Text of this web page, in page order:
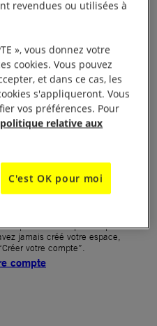
?
?
?
pas automatique lorsque
jamais créé votre espace,
votre compte”.
compte
revendues ou utilisées à
», vous donnez votre
cookies. Vous pouvez
et dans ce cas, les
s'appliqueront. Vous
vos préférences. Pour
politique relative aux
C'est OK pour moi